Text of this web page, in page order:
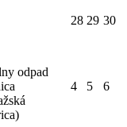
28 29 30
odpad
4 5 6